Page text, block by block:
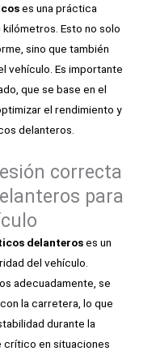
es una práctica
Esto no solo
sino que también
vehículo. Es importante
que se base en el
el rendimiento y
delanteros.
correcta
para
delanteroses un
del vehículo.
adecuadamente, se
la carretera, lo que
durante la
crítico en situaciones